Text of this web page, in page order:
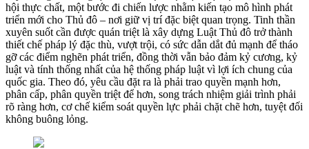
hội thực chất, một bước đi chiến lược nhằm kiến tạo mô hình phát
triển mới cho Thủ đô – nơi giữ vị trí đặc biệt quan trọng. Tinh thần
xuyên suốt cần được quán triệt là xây dựng Luật Thủ đô trở thành
thiết chế pháp lý đặc thù, vượt trội, có sức dẫn dắt đủ mạnh để tháo
gỡ các điểm nghẽn phát triển, đồng thời vẫn bảo đảm kỷ cương, kỷ
luật và tính thống nhất của hệ thống pháp luật vì lợi ích chung của
quốc gia. Theo đó, yêu cầu đặt ra là phải trao quyền mạnh hơn,
phân cấp, phân quyền triệt để hơn, song trách nhiệm giải trình phải
rõ ràng hơn, cơ chế kiểm soát quyền lực phải chặt chẽ hơn, tuyệt đối
không buông lỏng.